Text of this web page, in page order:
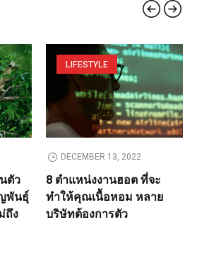
ตัว
พันธุ์
ถึง
LIFESTYLE
DECEMBER 13, 2022
8 ตำแหน่งงานฮอต ที่จะ
ทำให้คุณเนื้อหอม หลาย
บริษัทต้องการตัว